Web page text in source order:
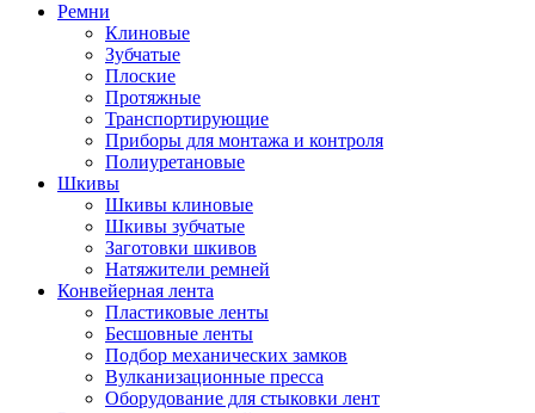
Ремни
Клиновые
Зубчатые
Плоские
Протяжные
Транспортирующие
Приборы для монтажа и контроля
Полиуретановые
Шкивы
Шкивы клиновые
Шкивы зубчатые
Заготовки шкивов
Натяжители ремней
Конвейерная лента
Пластиковые ленты
Бесшовные ленты
Подбор механических замков
Вулканизационные пресса
Оборудование для стыковки лент